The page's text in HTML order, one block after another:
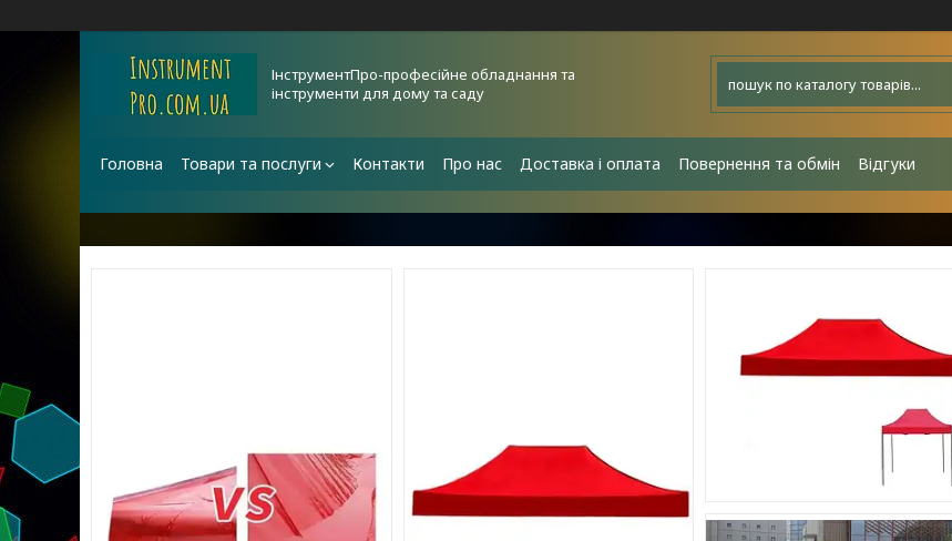
ІнструментПро-професійне обладнання та
інструменти для дому та саду
Головна Товари та послуги Контакти Про нас Доставка і оплата Повернення та обмін Відгуки